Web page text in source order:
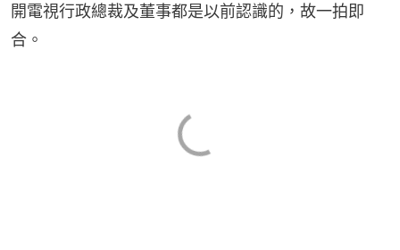
開電視行政總裁及董事都是以前認識的，故一拍即
合。